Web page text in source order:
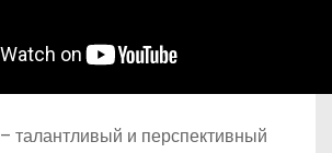
– талантливый и перспективный